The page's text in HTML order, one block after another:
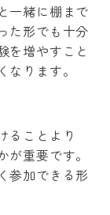
一緒に棚まで
た形でも十分
を増やすこと
ります。
ることより
重要です。
参加できる形